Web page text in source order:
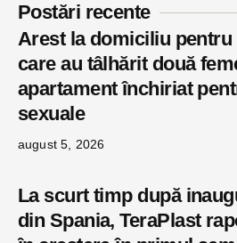
Postări recente
Arest la domiciliu
care au tâlhărit două
apartament închiriat
sexuale
august 5, 2026
La scurt timp după
din Spania, TeraPlast